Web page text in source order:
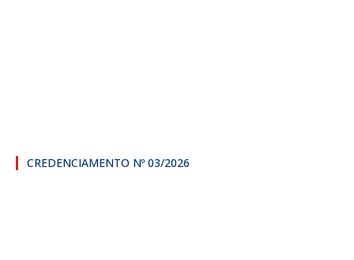
CREDENCIAMENTO Nº 03/2026